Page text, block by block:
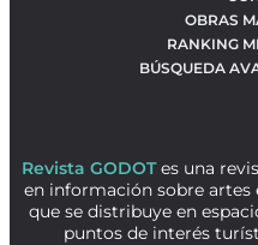
OBRAS
RANKING
BÚSQUEDA
Revista GODOTes una
en información sobre artes
que se distribuye en
puntos de interés